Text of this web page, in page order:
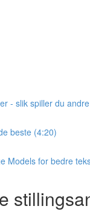
- slik spiller du
beste (4:20)
Models for bedre